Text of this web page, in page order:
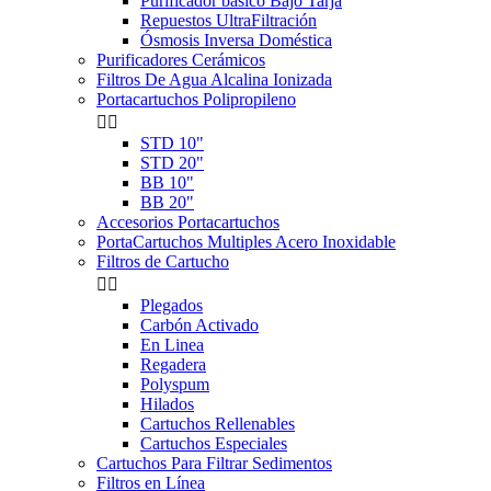
Repuestos UltraFiltración
Ósmosis Inversa Doméstica
Purificadores Cerámicos
Filtros De Agua Alcalina Ionizada
Portacartuchos Polipropileno
 
STD 10"
STD 20"
BB 10"
BB 20"
Accesorios Portacartuchos
PortaCartuchos Multiples Acero Inoxidable
Filtros de Cartucho
 
Plegados
Carbón Activado
En Linea
Regadera
Polyspum
Hilados
Cartuchos Rellenables
Cartuchos Especiales
Cartuchos Para Filtrar Sedimentos
Filtros en Línea